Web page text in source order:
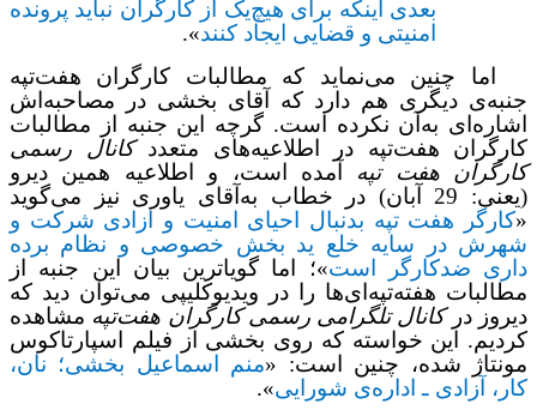
بعدی اینکه برای هیچ‌یک از کارگران نباید پرونده
امنیتی و قضایی ایجاد کنند».
اما چنین می‌نماید که مطالبات کارگران هفت‌تپه
جنبه‌ی دیگری هم دارد که آقای بخشی در مصاحبه‌اش
اشاره‌‌ای به‌آن نکرده است. گرچه این جنبه از مطالبات
کارگران هفت‌تپه در اطلاعیه‌های متعددکانال رسمی
کارگران هفت تپه آمده است، و اطلاعیه همین دیرو
(یعنی: 29 آبان) در خطاب به‌آقای یاوری نیز می‌گوید
«کارگر هفت تپه بدنبال احیای امنیت و ازادی شرکت و
شهرش در سایه خلع ید بخش خصوصی و نظام برده
داری ضدکارگر است»؛ اما گویاترین بیان این جنبه از
مطالبات هفته‌تپه‌ای‌ها را در ویدیوکلیپی می‌توان دید که
دیروز درکانال تلگرامی رسمی کارگران هفت‌تپه مشاهده
کردیم. این خواسته که روی بخشی از فیلم اسپارتاکوس
مونتاژ شده، چنین است: «منم اسماعیل بخشی؛ نان،
کار، آزادی ـ اداره‌ی شورایی».